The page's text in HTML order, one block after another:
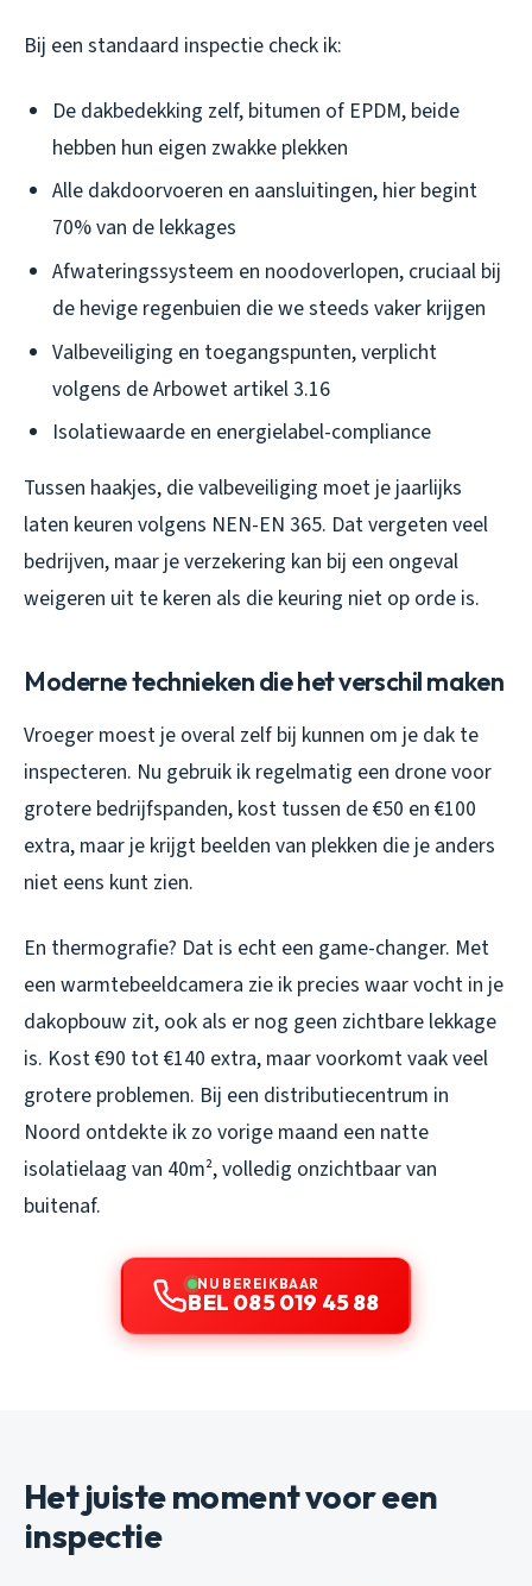
Bij een standaard inspectie check ik:
De dakbedekking zelf, bitumen of EPDM, beide
hebben hun eigen zwakke plekken
Alle dakdoorvoeren en aansluitingen, hier begint
70% van de lekkages
Afwateringssysteem en noodoverlopen, cruciaal bij
de hevige regenbuien die we steeds vaker krijgen
Valbeveiliging en toegangspunten, verplicht
volgens de Arbowet artikel 3.16
Isolatiewaarde en energielabel-compliance
Tussen haakjes, die valbeveiliging moet je jaarlijks
laten keuren volgens NEN-EN 365. Dat vergeten veel
bedrijven, maar je verzekering kan bij een ongeval
weigeren uit te keren als die keuring niet op orde is.
Moderne technieken die het verschil maken
Vroeger moest je overal zelf bij kunnen om je dak te
inspecteren. Nu gebruik ik regelmatig een drone voor
grotere bedrijfspanden, kost tussen de €50 en €100
extra, maar je krijgt beelden van plekken die je anders
niet eens kunt zien.
En thermografie? Dat is echt een game-changer. Met
een warmtebeeldcamera zie ik precies waar vocht in je
dakopbouw zit, ook als er nog geen zichtbare lekkage
is. Kost €90 tot €140 extra, maar voorkomt vaak veel
grotere problemen. Bij een distributiecentrum in
Noord ontdekte ik zo vorige maand een natte
isolatielaag van 40m², volledig onzichtbaar van
buitenaf.
NU BEREIKBAAR
BEL 085 019 45 88
Het juiste moment voor een
inspectie